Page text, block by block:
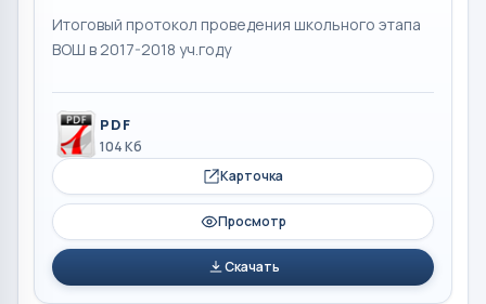
Итоговый протокол проведения школьного этапа
ВОШ в 2017-2018 уч.году
PDF
104 Кб
Карточка
Просмотр
Скачать